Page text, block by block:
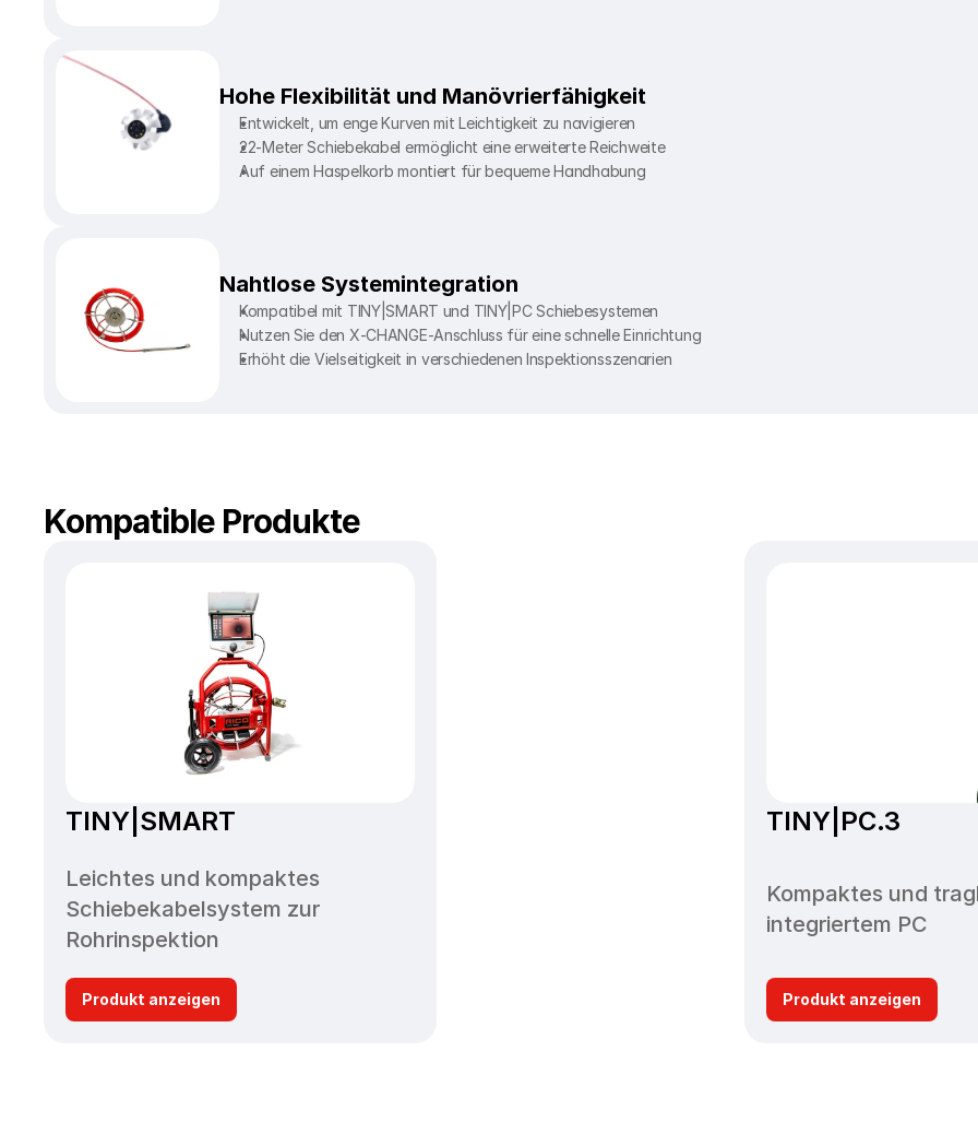
Hohe Flexibilität und Manövrierfähigkeit
Entwickelt, um enge Kurven mit Leichtigkeit zu navigieren
22-Meter Schiebekabel ermöglicht eine erweiterte Reichweite
Auf einem Haspelkorb montiert für bequeme Handhabung
Nahtlose Systemintegration
Kompatibel mit TINY|SMART und TINY|PC Schiebesystemen
Nutzen Sie den X-CHANGE-Anschluss für eine schnelle Einrichtung
Erhöht die Vielseitigkeit in verschiedenen Inspektionsszenarien
Kompatible Produkte
TINY|SMART
Leichtes und kompaktes
Schiebekabelsystem zur
Rohrinspektion
Produkt anzeigen
TINY|PC.3
Kompaktes und
integriertem PC
Produkt anzeigen